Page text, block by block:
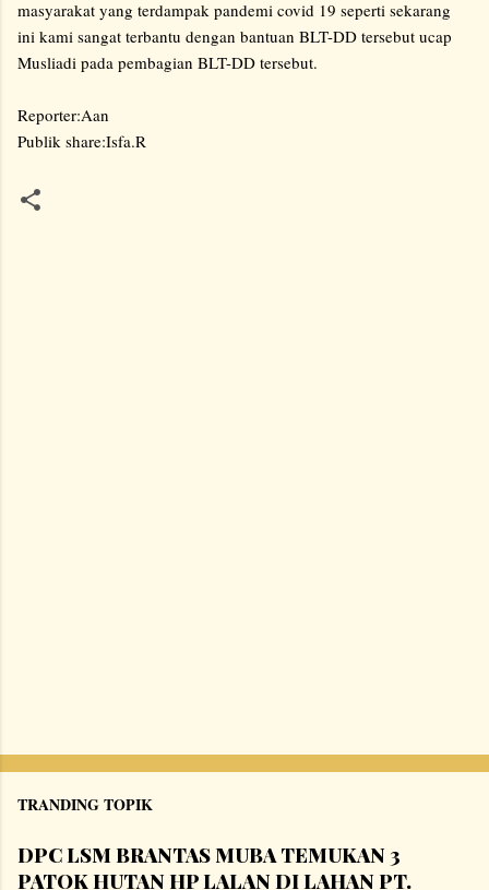
masyarakat yang terdampak pandemi covid 19 seperti sekarang
ini kami sangat terbantu dengan bantuan BLT-DD tersebut ucap
Musliadi pada pembagian BLT-DD tersebut.
Reporter:Aan
Publik share:Isfa.R
TRANDING TOPIK
DPC LSM BRANTAS MUBA TEMUKAN 3
PATOK HUTAN HP LALAN DI LAHAN PT.